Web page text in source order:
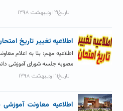
تاریخ۲۱ اردیبهشت ۱۳۹۸
اطلاعیه تغییر تاریخ
اطلاعیه مهم: بنا به اعلام
مصوبه جلسه شورای آموزشی
تاریخ۱۱ اردیبهشت ۱۳۹۸
اطلاعیه معاونت